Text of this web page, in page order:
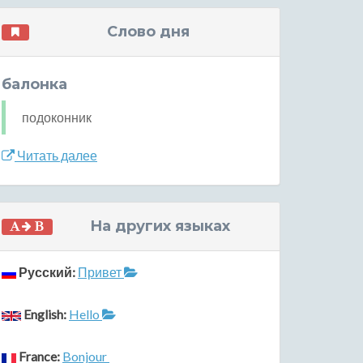
Слово дня
балонка
подоконник
Читать далее
На других языках
Русский: Привет
English: Hello
France: Bonjour